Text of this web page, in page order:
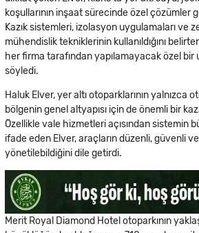
koşullarının inşaat sürecinde özel çözümler
Kazık sistemleri, izolasyon uygulamaları ve
mühendislik tekniklerinin kullanıldığını
her firma tarafından yapılamayacak özel bir
söyledi.
Haluk Elver, yer altı otoparklarının yalnızca
bölgenin genel altyapısı için de önemli bir
Özellikle vale hizmetleri açısından sistemin
ifade eden Elver, araçların düzenli, güvenli ve
yönetilebildiğini dile getirdi.
Merit Royal Diamond Hotel otoparkının